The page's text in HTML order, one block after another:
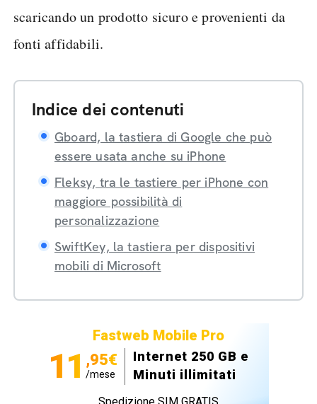
scaricando un prodotto sicuro e provenienti da
fonti affidabili.
Indice dei contenuti
Gboard, la tastiera di Google che può
essere usata anche su iPhone
Fleksy, tra le tastiere per iPhone con
maggiore possibilità di
personalizzazione
SwiftKey, la tastiera per dispositivi
mobili di Microsoft
Fastweb Mobile Pro
11 ,95€
/mese
Internet 250 GB e
Minuti illimitati